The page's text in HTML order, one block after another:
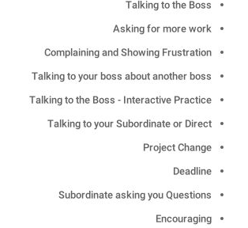
Talking to the Boss
Asking for more work
Complaining and Showing Frustration
Talking to your boss about another boss
Talking to the Boss - Interactive Practice
Talking to your Subordinate or Direct
Project Change
Deadline
Subordinate asking you Questions
Encouraging